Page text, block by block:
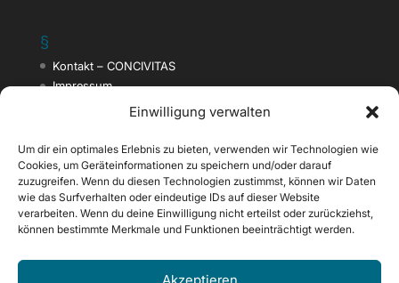
Einwilligung verwalten
Um dir ein optimales Erlebnis zu bieten, verwenden wir Technologien wie
Cookies, um Geräteinformationen zu speichern und/oder darauf
zuzugreifen. Wenn du diesen Technologien zustimmst, können wir Daten
wie das Surfverhalten oder eindeutige IDs auf dieser Website
verarbeiten. Wenn du deine Einwilligung nicht erteilst oder zurückziehst,
können bestimmte Merkmale und Funktionen beeinträchtigt werden.
Akzeptieren
§
Kontakt – CONCIVITAS
Impressum
Datenschutzerklärung
Cookie-Richtlinie (EU)
Finde uns hier
Facebook